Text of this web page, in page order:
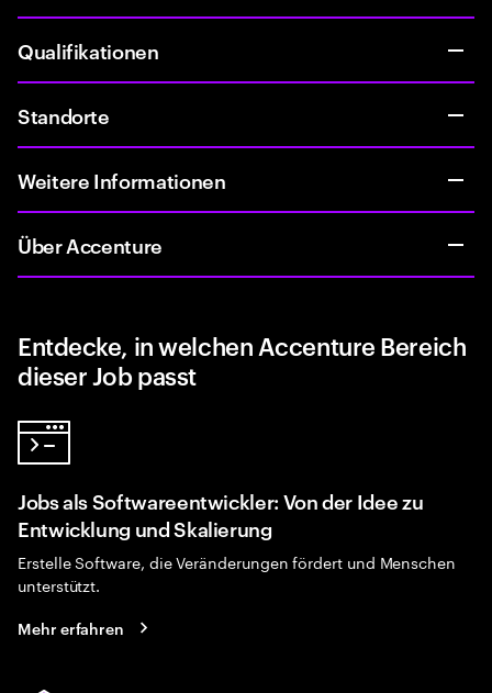
Qualifikationen
Standorte
Weitere Informationen
Über Accenture
Entdecke, in welchen Accenture Bereich
dieser Job passt
Jobs als Softwareentwickler: Von der Idee zu
Entwicklung und Skalierung
Erstelle Software, die Veränderungen fördert und Menschen
unterstützt.
Mehr erfahren